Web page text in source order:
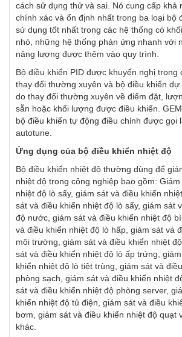
cách sử dụng thử và sai. Nó cung cấp khả
chính xác và ổn định nhất trong ba loại bộ
sử dụng tốt nhất trong các hệ thống có
nhỏ, những hệ thống phản ứng nhanh với
năng lượng được thêm vào quy trình.
Bộ điều khiển PID được khuyến nghị trong
thay đổi thường xuyên và bộ điều khiển
do thay đổi thường xuyên về điểm đặt,
sẵn hoặc khối lượng được điều khiển.
bộ điều khiển tự động điều chỉnh được gọi
autotune.
Ứng dụng của bộ điều khiển nhiệt độ
Bộ điều khiển nhiệt độ thường dùng để
nhiệt độ trong công nghiệp bao gồm:
nhiệt độ lò sấy, giám sát và điều khiển
sát và điều khiển nhiệt độ lò sấy, giám sát
độ nước, giám sát và điều khiển nhiệt độ
và điều khiển nhiệt độ lò hấp, giám sát và
môi trường, giám sát và điều khiển nhiệt
sát và điều khiển nhiệt độ lò ấp trứng,
khiển nhiệt độ lò tiệt trùng, giám sát và
phòng sạch, giám sát và điều khiển nhiệt
sát và điều khiển nhiệt độ phòng server,
khiển nhiệt độ tủ điện, giám sát và điều
bơm, giám sát và điều khiển nhiệt độ quạt
khác.